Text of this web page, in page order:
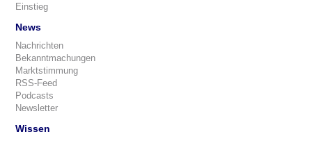
Einstieg
News
Nachrichten
Bekanntmachungen
Marktstimmung
RSS-Feed
Podcasts
Newsletter
Wissen